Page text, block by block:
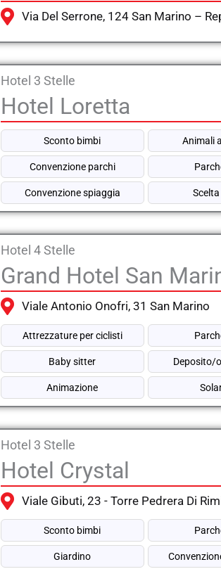
Via Del Serrone, 124 San Marino –
Hotel 3 Stelle
Hotel Loretta
Sconto bimbi Animali
Convenzione parchi
Convenzione spiaggia
Hotel 4 Stelle
Grand Hotel San
Viale Antonio Onofri, 31 San Marino
Attrezzature per ciclisti
Baby sitter Deposito/
Animazione
Hotel 3 Stelle
Hotel Crystal
Viale Gibuti, 23 - Torre Pedrera Di
Sconto bimbi
Giardino